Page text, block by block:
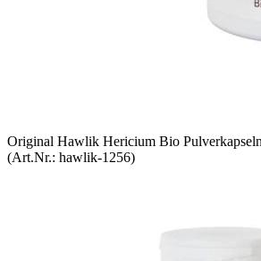
Original Hawlik Hericium Bio
(Art.Nr.: hawlik-1256)